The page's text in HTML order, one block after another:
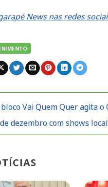
News nas redes
bloco Vai Quem Quer agita o
dezembro com shows